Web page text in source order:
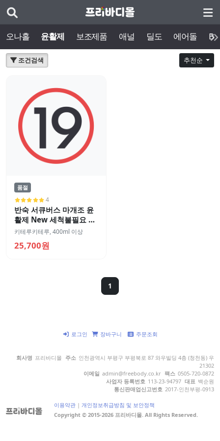
오나홀 윤활제 보조제품 애널 딜도 에어돌
조건검색 추천순
품절
4
반숙 서큐버스 마개조 윤
활제 New 세척불필요 타
입 600ml
키테루키테루,400ml 이상
25,700원
1
로그인 장바구니 주문조회
이용약관 | 개인정보취급방침 및 보안정책
Copyright © 2015-2026 프리바디몰. All Rights Reserved.
회사명 프리바디몰 주소 인천광역시 부평구 부평북로 87 와우빌딩 4층 (청천동) 우
21302
이메일 admin@freebody.co.kr 팩스 0505-720-0872
사업자 등록번호 113-23-94797 대표 백순원
통신판매업신고번호 2017-인천부평-0913